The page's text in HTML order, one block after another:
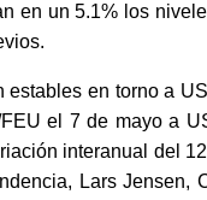
en un 5.1% los
en torno a
el 7 de mayo a
interanual del
Lars Jensen,